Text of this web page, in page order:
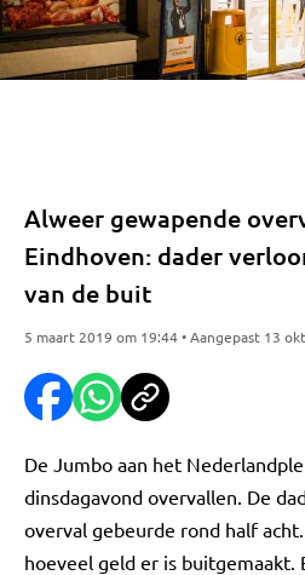
Alweer gewapende
Eindhoven: dader
van de buit
5 maart 2019 om 19:44 • Aangepast 13
De Jumbo aan het
dinsdagavond overvallen. De
overval gebeurde rond half
hoeveel geld er is buitgemaakt.